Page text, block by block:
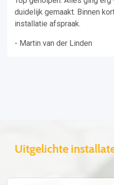
duidelijk gemaakt. Binnen
installatie afspraak.
- Martin van der Linden
Uitgelichte